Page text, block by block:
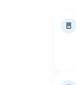
🚪